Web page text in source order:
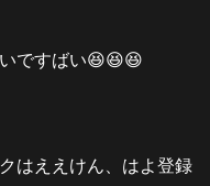
ですばい😆😆😆
はええけん、はよ登録